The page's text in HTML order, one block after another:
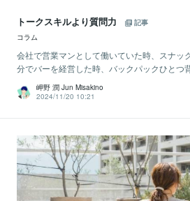
トークスキルより質問力
記事
コラム
会社で営業マンとして働いていた時、スナッ
分でバーを経営した時、バックパックひとつ
岬野 潤 Jun Misakino
2024/11/20 10:21